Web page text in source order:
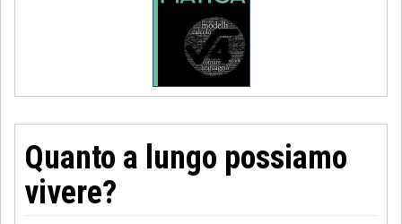
Quanto a lungo possiamo
vivere?